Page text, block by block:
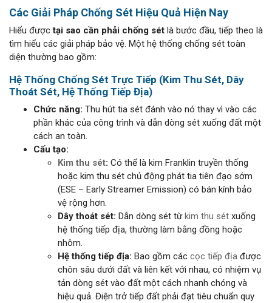
Các Giải Pháp Chống Sét Hiệu Quả Hiện Nay
Hiểu đượctại sao cần phải chống sét là bước đầu, tiếp theo là
tìm hiểu các giải pháp bảo vệ. Một hệ thống chống sét toàn
diện thường bao gồm:
Hệ Thống Chống Sét Trực Tiếp (Kim Thu Sét, Dây
Thoát Sét, Hệ Thống Tiếp Địa)
Chức năng: Thu hút tia sét đánh vào nó thay vì vào các
phần khác của công trình và dẫn dòng sét xuống đất một
cách an toàn.
Cấu tạo:
Kim thu sét: Có thể là kim Franklin truyền thống
hoặc kim thu sét chủ động phát tia tiên đạo sớm
(ESE – Early Streamer Emission) có bán kính bảo
vệ rộng hơn.
Dây thoát sét: Dẫn dòng sét từkim thu sét xuống
hệ thống tiếp địa, thường làm bằng đồng hoặc
nhôm.
Hệ thống tiếp địa: Bao gồm các cọc tiếp địa được
chôn sâu dưới đất và liên kết với nhau, có nhiệm vụ
tản dòng sét vào đất một cách nhanh chóng và
hiệu quả. Điện trở tiếp đất phải đạt tiêu chuẩn quy